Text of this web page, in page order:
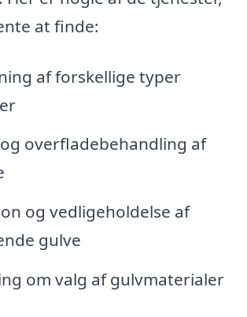
at finde:
af forskellige typer
overfladebehandling af
og vedligeholdelse af
gulve
om valg af gulvmaterialer